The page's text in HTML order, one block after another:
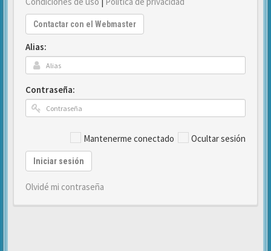
Contactar con el Webmaster
Alias:
Contraseña:
Mantenerme conectado Ocultar sesión
Iniciar sesión
Olvidé mi contraseña